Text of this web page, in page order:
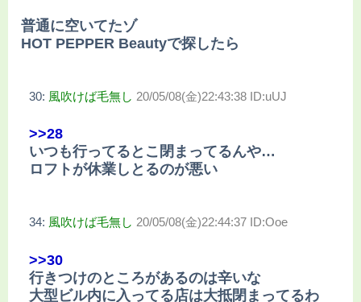
普通に空いてたゾ
HOT PEPPER Beautyで探したら
30: 風吹けば毛無し 20/05/08(金)22:43:38 ID:uUJ
>>28
いつも行ってるとこ閉まってるんや…
ロフトが休業しとるのが悪い
34: 風吹けば毛無し 20/05/08(金)22:44:37 ID:Ooe
>>30
行きつけのところがあるのは辛いな
大型ビル内に入ってる店は大抵閉まってるわ